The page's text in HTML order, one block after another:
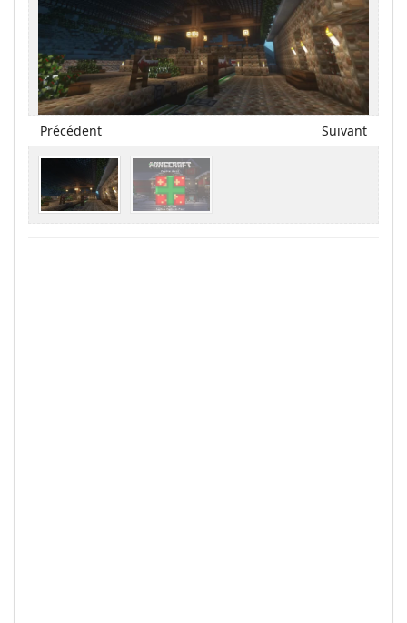
Précédent Suivant